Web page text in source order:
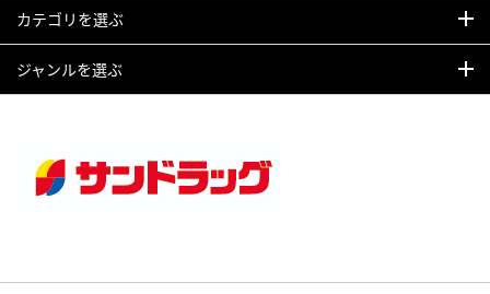
カテゴリを選ぶ
ジャンルを選ぶ